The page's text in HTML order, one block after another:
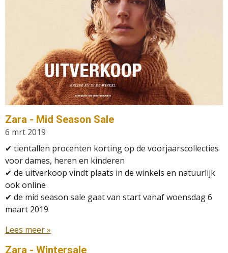
Zara - Mid Season Sale
6 mrt 2019
✔ tientallen procenten korting op de voorjaarscollecties
voor dames, heren en kinderen
✔ de uitverkoop vindt plaats in de winkels en natuurlijk
ook online
✔ de mid season sale gaat van start vanaf woensdag 6
maart 2019
Lees meer »
Zara - Wintersale